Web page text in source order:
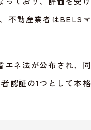
不動産業者はBELSマ
エネ法が公布され、同
認証の1つとして本格